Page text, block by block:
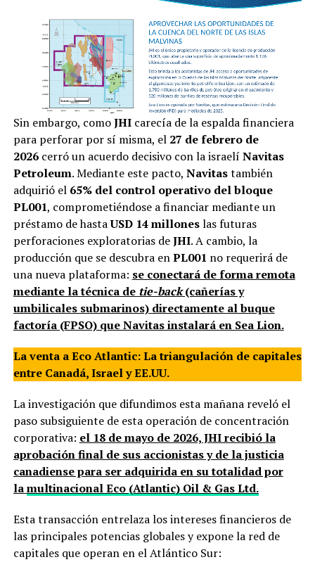
Sin embargo, comoJHIcarecía de la espalda financiera
para perforar por sí misma, el 27 de febrero de
2026cerró un acuerdo decisivo con la israelí Navitas
Petroleum. Mediante este pacto, Navitastambién
adquirió el 65% del control operativo del bloque
PL001, comprometiéndose a financiar mediante un
préstamo de hastaUSD 14 milloneslas futuras
perforaciones exploratorias deJHI. A cambio, la
producción que se descubra enPL001 no requerirá de
una nueva plataforma: se conectará de forma remota
mediante la técnica de tie-back(cañerías y
umbilicales submarinos) directamente al buque
factoría (FPSO) que Navitas instalará en Sea Lion.
La venta a Eco Atlantic: La triangulación de capitales
entre Canadá, Israel y EE.UU.
La investigación que difundimos esta mañana reveló el
paso subsiguiente de esta operación de concentración
corporativa: el 18 de mayo de 2026, JHI recibió la
aprobación final de sus accionistas y de la justicia
canadiense para ser adquirida en su totalidad por
lamultinacional Eco (Atlantic) Oil & Gas Ltd.
Esta transacción entrelaza los intereses financieros de
las principales potencias globales y expone la red de
capitales que operan en el Atlántico Sur: